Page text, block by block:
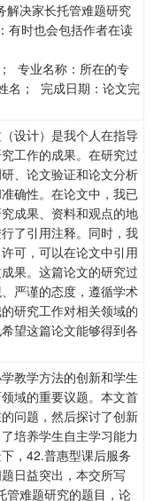
解决家长托管难题研究
有时也会包括作者在读
专业名称：所在的专
名； 完成日期：论文完
设计）是我个人在指导
工作的成果。在研究过
、论文验证和论文分析
确性。在论文中，我已
成果、资料和观点的地
了引用注释。同时，我
可，可以在论文中引用
果。这篇论文的研究过
严谨的态度，遵循学术
研究工作对相关领域的
望这篇论文能够得到各
教学方法的创新和学生
域的重要议题。本文首
问题，然后探讨了创新
培养学生自主学习能力
，42.普惠型课后服务
日益突出，本交所写
管难题研究的题目，论